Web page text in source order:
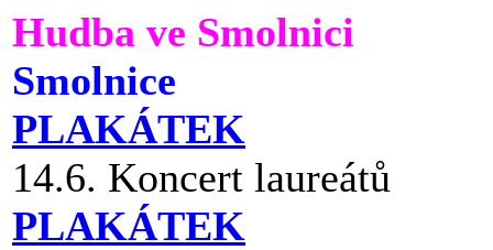
Hudba ve Smolnici
Smolnice
PLAKÁTEK
14.6. Koncert laureátů
PLAKÁTEK